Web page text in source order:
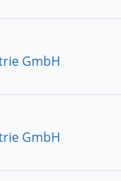
GmbH
GmbH